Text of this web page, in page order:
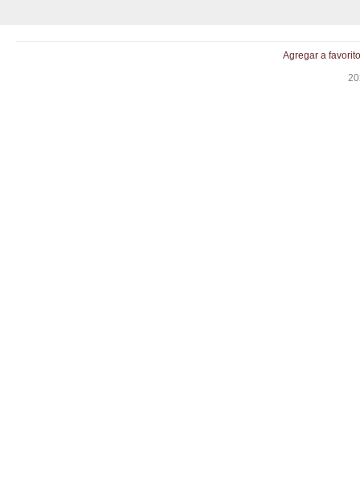
Agregar a